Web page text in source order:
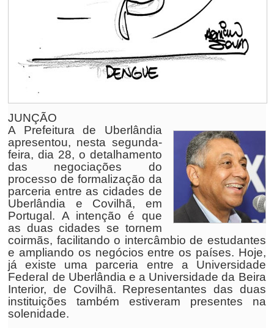
JUNÇÃO
A Prefeitura de Uberlândia
apresentou, nesta segunda-
feira, dia 28, o detalhamento
das negociações do
processo de formalização da
parceria entre as cidades de
Uberlândia e Covilhã, em
Portugal. A intenção é que
as duas cidades se tornem
coirmãs, facilitando o intercâmbio de estudantes
e ampliando os negócios entre os países. Hoje,
já existe uma parceria entre a Universidade
Federal de Uberlândia e a Universidade da Beira
Interior, de Covilhã. Representantes das duas
instituições também estiveram presentes na
solenidade.